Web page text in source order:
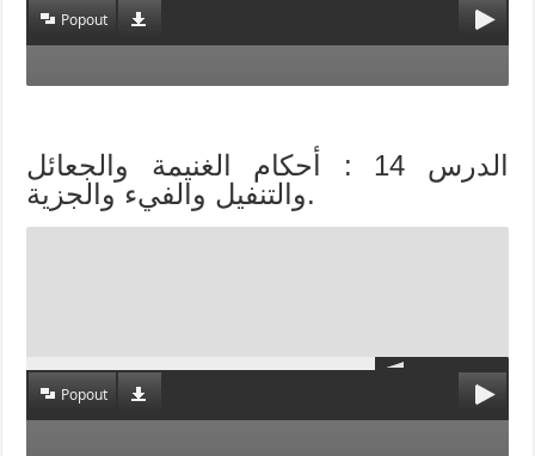
Popout
الدرس 14 : أحكام الغنيمة والجعائل
والتنفيل والفيء والجزية.
Popout